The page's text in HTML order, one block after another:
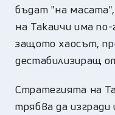
бъдат "на
на Такаичи има
защото хаосът,
дестабилизиращ
Стратегията на
трябва да